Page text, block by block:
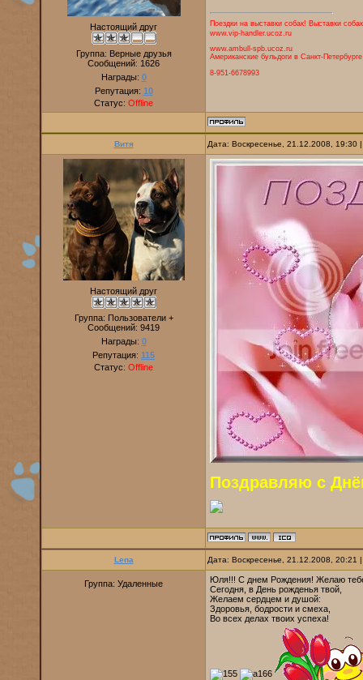
Настоящий друг
Группа: Верные друзья
Сообщений: 1626
Награды: 0
Репутация: 10
Статус: Offline
Поездки на выставки собак! Выставки
www.vip-handler.ucoz.ru
www.ambull-spb.ucoz.ru
Американские бульдоги в Санкт-Петербурге
8-951-6678993
Витя Дата: Воскресенье, 21.12.2008,
Настоящий друг
Группа: Пользователи +
Сообщений: 9419
Награды: 0
Репутация: 115
Статус: Offline
Поздравляю с
Lena Дата: Воскресенье, 21.12.2008,
Группа: Удаленные
Юля!!! С днем Рождения! Желаю тебе
Сегодня, в День рожденья твой,
Желаем сердцем и душой:
Здоровья, бодрости и смеха,
Во всех делах твоих успеха!